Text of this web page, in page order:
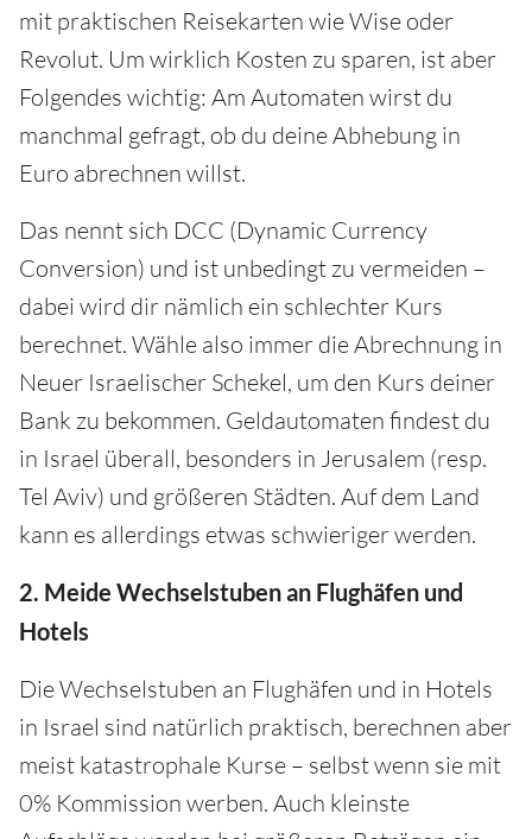
mit praktischen Reisekarten wie Wise oder
Revolut. Um wirklich Kosten zu sparen, ist aber
Folgendes wichtig: Am Automaten wirst du
manchmal gefragt, ob du deine Abhebung in
Euro abrechnen willst.
Das nennt sich DCC (Dynamic Currency
Conversion) und ist unbedingt zu vermeiden –
dabei wird dir nämlich ein schlechter Kurs
berechnet. Wähle also immer die Abrechnung in
Neuer Israelischer Schekel, um den Kurs deiner
Bank zu bekommen. Geldautomaten findest du
in Israel überall, besonders in Jerusalem (resp.
Tel Aviv) und größeren Städten. Auf dem Land
kann es allerdings etwas schwieriger werden.
2. Meide Wechselstuben an Flughäfen und
Hotels
Die Wechselstuben an Flughäfen und in Hotels
in Israel sind natürlich praktisch, berechnen aber
meist katastrophale Kurse – selbst wenn sie mit
0% Kommission werben. Auch kleinste